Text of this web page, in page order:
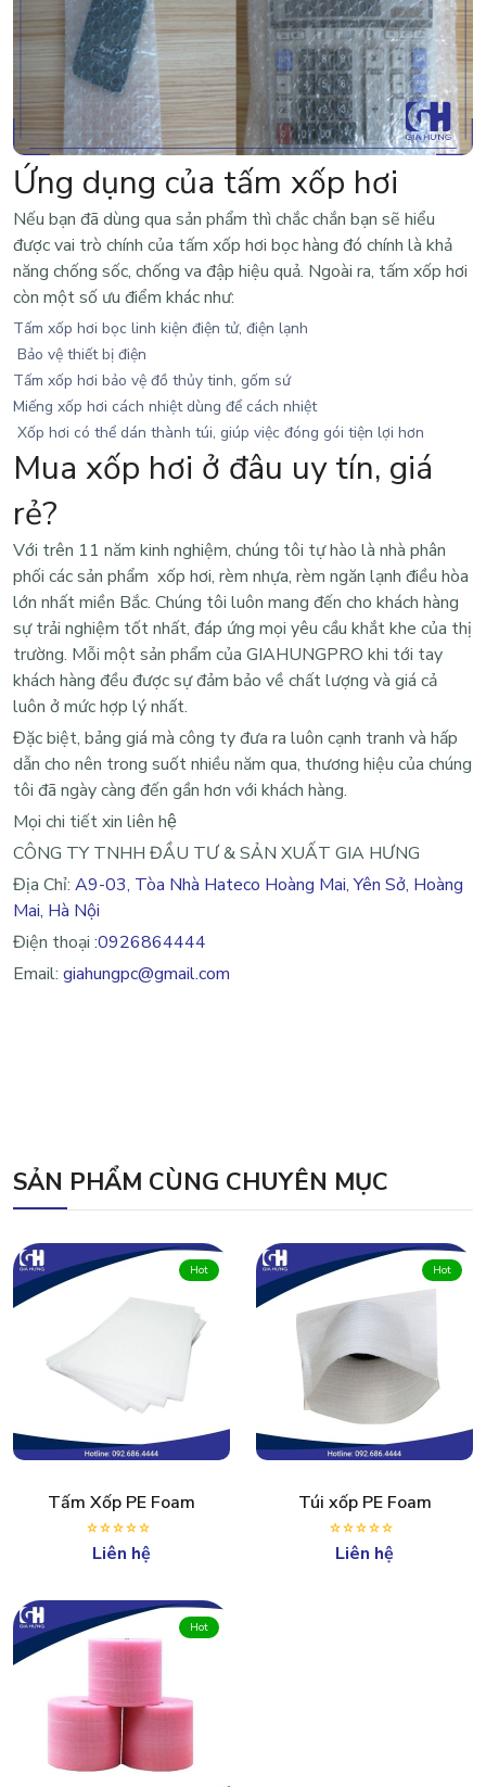
Ứng dụng của tấm xốp hơi
Nếu bạn đã dùng qua sản phẩm thì chắc chắn bạn sẽ hiểu
được vai trò chính của tấm xốp hơi bọc hàng đó chính là khả
năng chống sốc, chống va đập hiệu quả. Ngoài ra, tấm xốp hơi
còn một số ưu điểm khác như:
Tấm xốp hơi bọc linh kiện điện tử, điện lạnh
Bảo vệ thiết bị điện
Tấm xốp hơi bảo vệ đồ thủy tinh, gốm sứ
Miếng xốp hơi cách nhiệt dùng để cách nhiệt
Xốp hơi có thể dán thành túi, giúp việc đóng gói tiện lợi hơn
Mua xốp hơi ở đâu uy tín, giá
rẻ?
Với trên 11 năm kinh nghiệm, chúng tôi tự hào là nhà phân
phối các sản phẩm xốp hơi, rèm nhựa, rèm ngăn lạnh điều hòa
lớn nhất miền Bắc. Chúng tôi luôn mang đến cho khách hàng
sự trải nghiệm tốt nhất, đáp ứng mọi yêu cầu khắt khe của thị
trường. Mỗi một sản phẩm của GIAHUNGPRO khi tới tay
khách hàng đều được sự đảm bảo về chất lượng và giá cả
luôn ở mức hợp lý nhất.
Đặc biệt, bảng giá mà công ty đưa ra luôn cạnh tranh và hấp
dẫn cho nên trong suốt nhiều năm qua, thương hiệu của chúng
tôi đã ngày càng đến gần hơn với khách hàng.
Mọi chi tiết xin liên hệ
CÔNG TY TNHH ĐẦU TƯ & SẢN XUẤT GIA HƯNG
Địa Chỉ: A9-03, Tòa Nhà Hateco Hoàng Mai, Yên Sở, Hoàng
Mai, Hà Nội
Điện thoại :0926864444
Email: giahungpc@gmail.com
SẢN PHẨM CÙNG CHUYÊN MỤC
Hot
Tấm Xốp PE Foam
Liên hệ
Hot
Túi xốp PE Foam
Liên hệ
Hot